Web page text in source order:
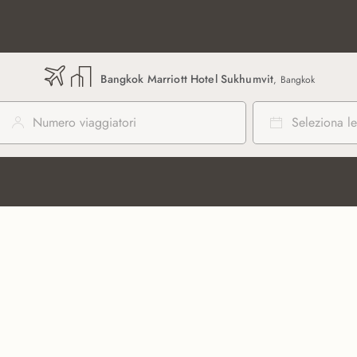
Bangkok Marriott Hotel Sukhumvit, Bangkok
Numero viaggiatori Seleziona